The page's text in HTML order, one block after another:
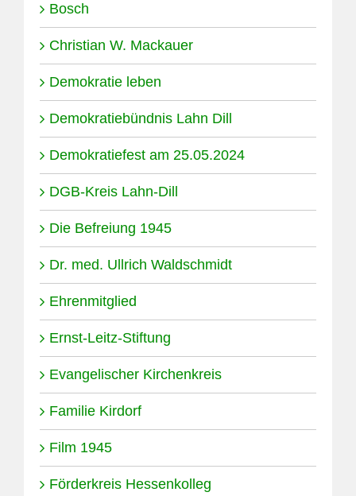
Bosch
Christian W. Mackauer
Demokratie leben
Demokratiebündnis Lahn Dill
Demokratiefest am 25.05.2024
DGB-Kreis Lahn-Dill
Die Befreiung 1945
Dr. med. Ullrich Waldschmidt
Ehrenmitglied
Ernst-Leitz-Stiftung
Evangelischer Kirchenkreis
Familie Kirdorf
Film 1945
Förderkreis Hessenkolleg